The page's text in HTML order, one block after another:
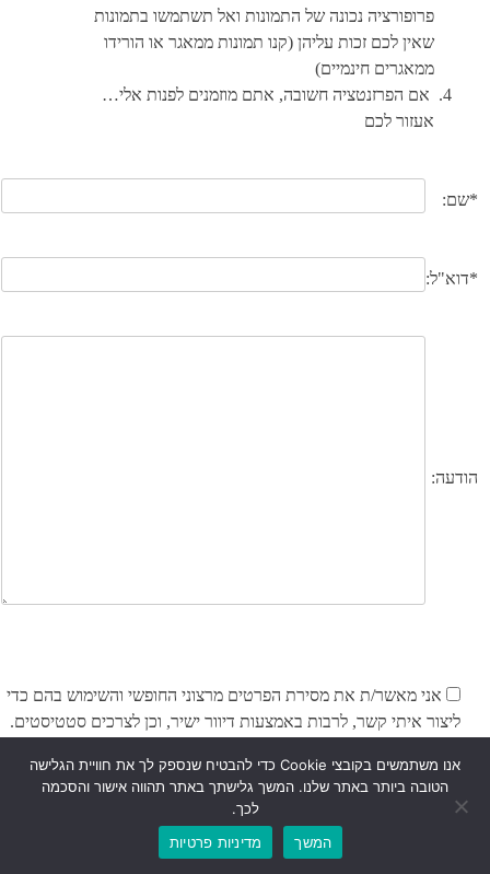
פרופורציה נכונה של התמונות ואל תשתמשו בתמונות
שאין לכם זכות עליהן (קנו תמונות ממאגר או הורידו
ממאגרים חינמיים)
אם הפרזנטציה חשובה, אתם מוזמנים לפנות אלי…
אעזור לכם
*שם:
*דוא"ל:
הודעה:
אני מאשר/ת את מסירת הפרטים מרצוני החופשי והשימוש בהם כדי
ליצור איתי קשר, לרבות באמצעות דיוור ישיר, וכן לצרכים סטטיסטים.
הפרטים שלי והשימוש בהם תחולמדיניות הפרטיות של האתר
אנו משתמשים בקובצי Cookie כדי להבטיח שנספק לך את חוויית הגלישה
הטובה ביותר באתר שלנו. המשך גלישתך באתר תהווה אישור והסכמה
לכך.
המשך
מדיניות פרטיות